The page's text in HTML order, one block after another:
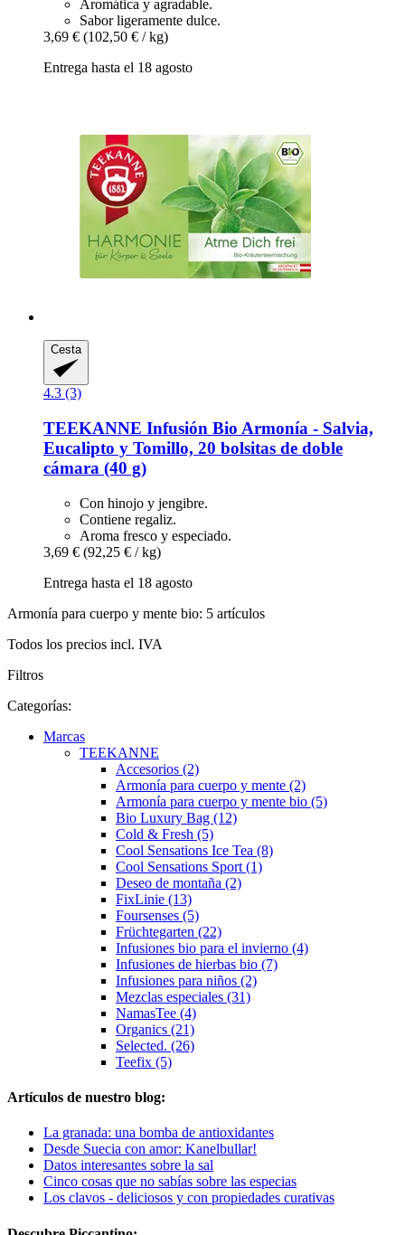
Aromática y agradable.
Sabor ligeramente dulce.
3,69 € (102,50 € / kg)
Entrega hasta el 18 agosto
Cesta
4.3 (3)
TEEKANNE Infusión Bio Armonía -​ Salvia,
Eucalipto y Tomillo, 20 bolsitas de doble
cámara (40 g)
Con hinojo y jengibre.
Contiene regaliz.
Aroma fresco y especiado.
3,69 € (92,25 € / kg)
Entrega hasta el 18 agosto
Armonía para cuerpo y mente bio: 5 artículos
Todos los precios incl. IVA
Filtros
Categorías:
Marcas
TEEKANNE
Accesorios (2)
Armonía para cuerpo y mente (2)
Armonía para cuerpo y mente bio (5)
Bio Luxury Bag (12)
Cold & Fresh (5)
Cool Sensations Ice Tea (8)
Cool Sensations Sport (1)
Deseo de montaña (2)
FixLinie (13)
Foursenses (5)
Früchtegarten (22)
Infusiones bio para el invierno (4)
Infusiones de hierbas bio (7)
Infusiones para niños (2)
Mezclas especiales (31)
NamasTee (4)
Organics (21)
Selected. (26)
Teefix (5)
Artículos de nuestro blog:
La granada: una bomba de antioxidantes
Desde Suecia con amor: Kanelbullar!
Datos interesantes sobre la sal
Cinco cosas que no sabías sobre las especias
Los clavos - deliciosos y con propiedades curativas